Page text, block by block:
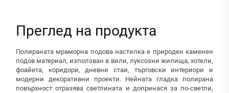
Преглед на продукта
Полираната мраморна подова настилка е природен каменен
подов материал, използван в вили, луксозни жилища, хотели,
фоайета, коридори, дневни стаи, търговски интериори и
модерни декоративни проекти. Нейната гладка полирана
повърхност отразява светлината и допринася за по-светли,